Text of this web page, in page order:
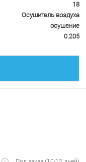
18
Осушитель воздуха
осушение
0.205